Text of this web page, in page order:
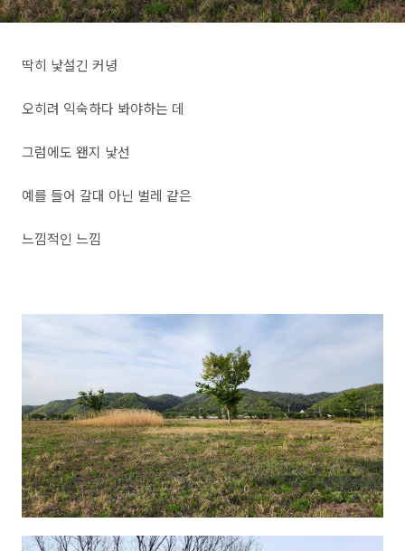
딱히 낯설긴 커녕
오히려 익숙하다 봐야하는 데
그럼에도 왠지 낯선
예를 들어 갈대 아닌 벌레 같은
느낌적인 느낌